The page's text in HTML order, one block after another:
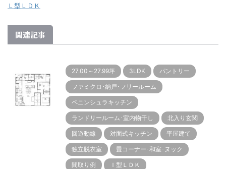
Ｌ型ＬＤＫ
関連記事
27.00～27.99坪 3LDK パントリー
ファミクロ･納戸･フリールーム
ペニンシュラキッチン
ランドリールーム･室内物干し 北入り玄関
回遊動線 対面式キッチン 平屋建て
独立脱衣室 畳コーナー･和室･ヌック
間取り例 Ｉ型ＬＤＫ